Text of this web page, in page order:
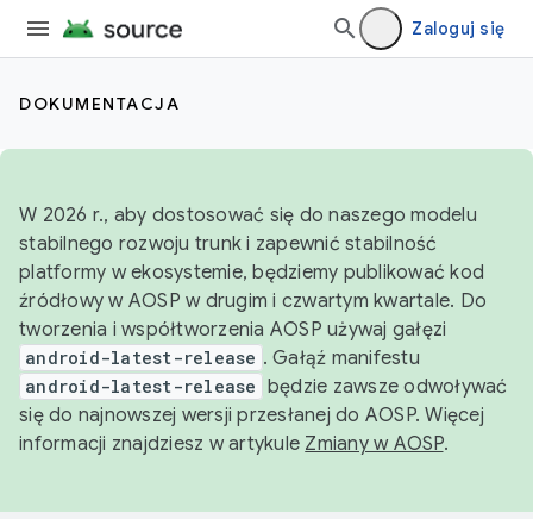
Zaloguj się
DOKUMENTACJA
W 2026 r., aby dostosować się do naszego modelu
stabilnego rozwoju trunk i zapewnić stabilność
platformy w ekosystemie, będziemy publikować kod
źródłowy w AOSP w drugim i czwartym kwartale. Do
tworzenia i współtworzenia AOSP używaj gałęzi
android-latest-release . Gałąź manifestu
android-latest-release będzie zawsze odwoływać
się do najnowszej wersji przesłanej do AOSP. Więcej
informacji znajdziesz w artykule Zmiany w AOSP.